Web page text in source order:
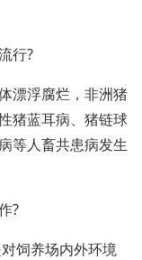
行?
漂浮腐烂，非洲猪
猪蓝耳病、猪链球
等人畜共患病发生
?
饲养场内外环境